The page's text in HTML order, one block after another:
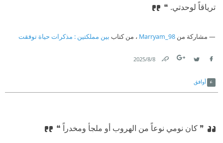
ترياقاً لوحدتي. ❝
مشاركة من Marryam_98 ، من كتاب بين مملكتين : مذكرات حياة توفقت
8‏/8‏/2025
أوافق
❞ كان نومي نوعاً من الهروب أو ملجأ ومخدراً ❝